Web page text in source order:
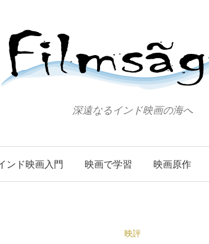
深遠なるインド映画の海へ
ンド映画入門 映画で学習 映画原作
映評